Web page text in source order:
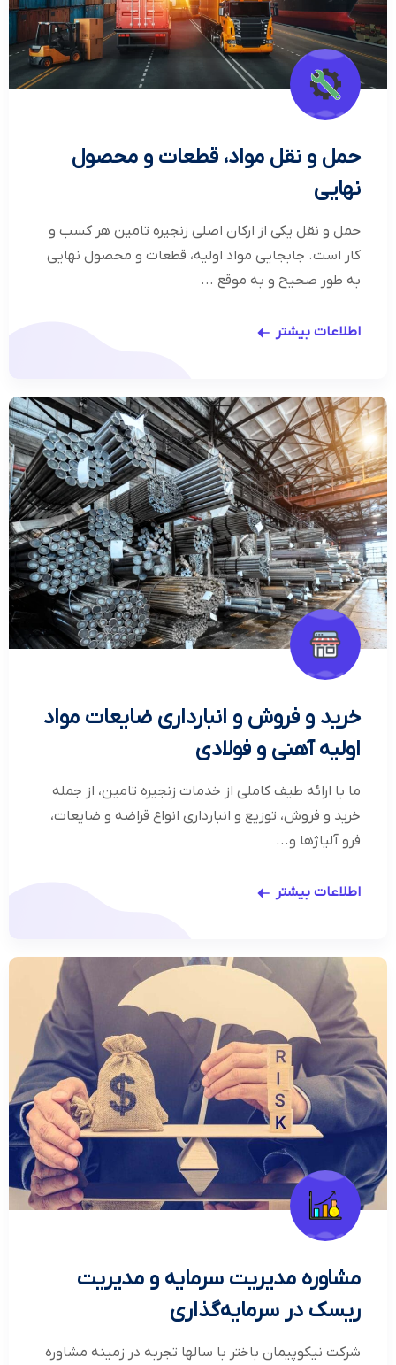
حمل و نقل مواد، قطعات و محصول
نهایی
حمل و نقل یکی از ارکان اصلی زنجیره تامین هر کسب و
کار است. جابجایی مواد اولیه، قطعات و محصول نهایی
به طور صحیح و به موقع ...
اطلاعات بیشتر
خرید و فروش و انبارداری ضایعات مواد
اولیه آهنی و فولادی
ما با ارائه طیف کاملی از خدمات زنجیره تامین، از جمله
خرید و فروش، توزیع و انبارداری انواع قراضه و ضایعات،
فرو آلیاژها و...
اطلاعات بیشتر
مشاوره مدیریت سرمایه و مدیریت
ریسک در سرمایه‌گذاری
شرکت نیکوپیمان باختر با سالها تجربه در زمینه مشاوره